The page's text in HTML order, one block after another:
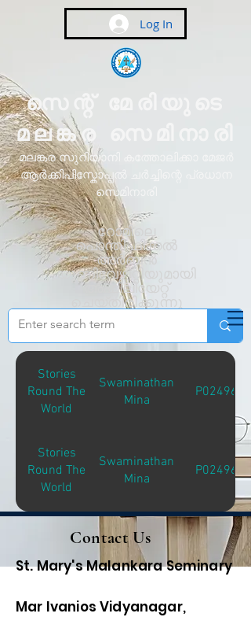
Log In
സെന്റ് മേരിയുടെ
മലങ്കര സെമിനാരി
മലങ്കര സുറിയാനി കത്തോലിക്കാ മേജർ
ആർക്കിപിസ്കോപ്പൽ ചർച്ചിന്റെ പ്രധാന
സെമിനാരി
റോമിലെ
പൊന്തിഫിക്കൽ
അർബൻ
യൂണിവേഴ്സിറ്റിയുമായി
അഫിലിയേറ്റ്
ചെയ്തിരിക്കുന്നു
Stories
Round The
World
Swaminathan
Mina
P02496
Stories
Round The
World
Swaminathan
Mina
P02496
Contact Us
St. Mary's Malankara Seminary
Mar Ivanios Vidyanagar,